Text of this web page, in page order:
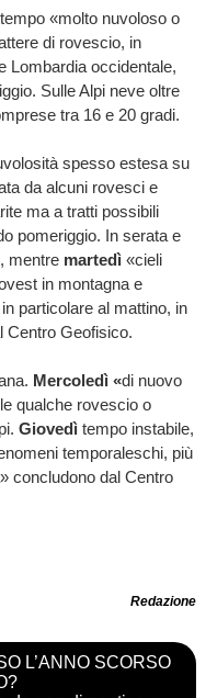
«molto nuvoloso o
di rovescio, in
Lombardia occidentale,
Sulle Alpi neve oltre
tra 16 e 20 gradi.
spesso estesa su
da alcuni rovesci e
ma a tratti possibili
pomeriggio. In serata e
mentre martedì«cieli
in montagna e
particolare al mattino, in
Centro Geofisico.
Mercoledì «di nuovo
qualche rovescio o
Giovedì tempo instabile,
temporaleschi, più
concludono dal Centro
Redazione
L’ANNO SCORSO